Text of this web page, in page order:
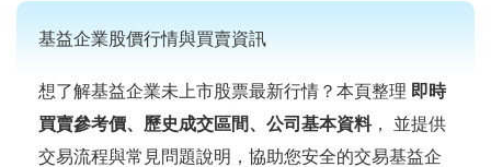
基益企業股價行情與買賣資訊
想了解基益企業未上市股票最新行情？本頁整理 即時
買賣參考價、歷史成交區間、公司基本資料， 並提供
交易流程與常見問題說明，協助您安全的交易基益企